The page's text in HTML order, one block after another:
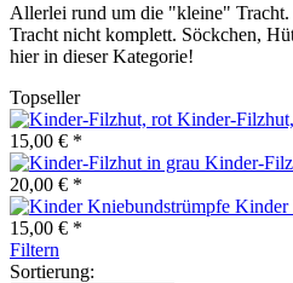
Allerlei rund um die "kleine"
Tracht nicht komplett. Söckchen,
hier in dieser Kategorie!
Topseller
Kinder-
15,00 € *
Kinder-
20,00 € *
Kinder
15,00 € *
Filtern
Sortierung: